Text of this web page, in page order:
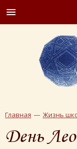
Главная Жизнь
День